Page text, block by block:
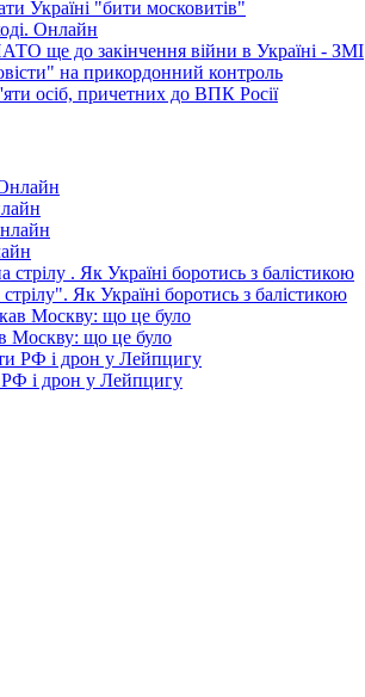
Україні "бити московитів"
Онлайн
ще до закінчення війни в Україні - ЗМІ
на прикордонний контроль
осіб, причетних до ВПК Росії
Як Україні боротись з балістикою
Москву: що це було
РФ і дрон у Лейпцигу